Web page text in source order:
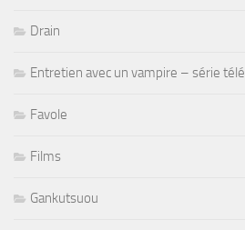
Drain
Entretien avec un vampire – série télé
Favole
Films
Gankutsuou